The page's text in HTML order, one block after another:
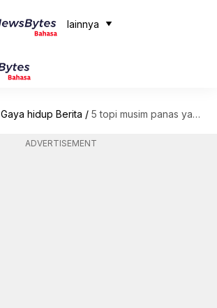
lainnya
Gaya hidup Berita / 5 topi musim panas yang wajib dimiliki setiap wanita
ADVERTISEMENT